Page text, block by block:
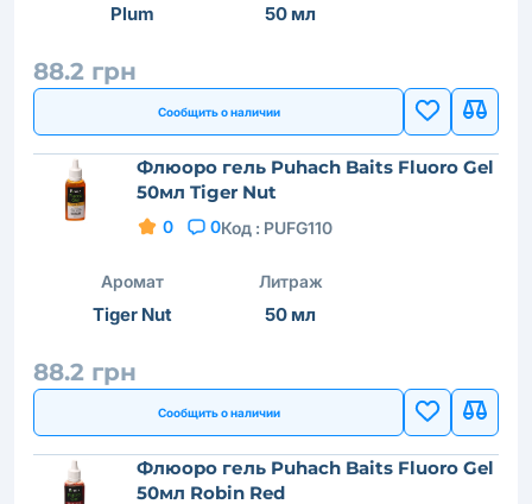
Plum 50 мл
88.2 грн
Сообщить о наличии
Флюоро гель Puhach Baits Fluoro Gel
50мл Tiger Nut
0 0Код : PUFG110
Аромат
Tiger Nut
Литраж
50 мл
88.2 грн
Сообщить о наличии
Флюоро гель Puhach Baits Fluoro Gel
50мл Robin Red